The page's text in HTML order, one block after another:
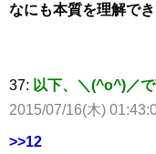
なにも本質を理解で
37: 以下、＼(^o^)／
2015/07/16(木)
>>12